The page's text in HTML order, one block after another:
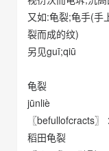
又如:龟裂;龟手(手
裂而成的纹)
另见guī;qiū
龟裂
jūnliè
〖befullofcracts
稻田龟裂